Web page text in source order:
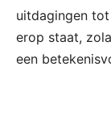
uitdagingen
erop staat,
een